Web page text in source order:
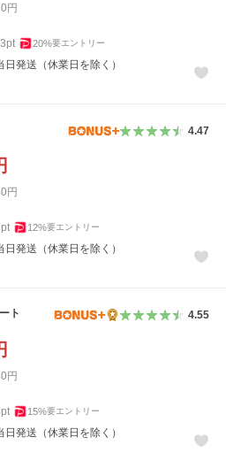
円
pt 20%要エントリー
発送（休業日を除く）
4.47
円
pt 12%要エントリー
発送（休業日を除く）
ト 4.55
円
pt 15%要エントリー
発送（休業日を除く）